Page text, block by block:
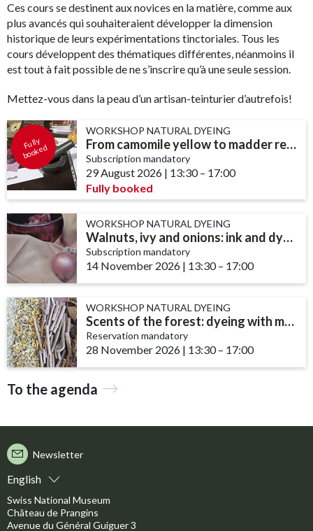
Ces cours se destinent aux novices en la matière, comme aux
plus avancés qui souhaiteraient développer la dimension
historique de leurs expérimentations tinctoriales. Tous les
cours développent des thématiques différentes, néanmoins il
est tout à fait possible de ne s’inscrire qu’à une seule session.
Mettez-vous dans la peau d’un artisan-teinturier d’autrefois!
F
ull
y
b
o
o
k
e
d
WORKSHOP NATURAL DYEING
From camomile yellow to madder red: the warm colours of summer
Subscription mandatory
29 August 2026 | 13:30accessibility.time_to
– 17:00
Fully booked
WORKSHOP NATURAL DYEING
Walnuts, ivy and onions: ink and dye recipes
Subscription mandatory
14 November 2026 | 13:30– 17:00
WORKSHOP NATURAL DYEING
Scents of the forest: dyeing with mushrooms and lichens
Reservation mandatory
28 November 2026 | 13:30– 17:00
To the agenda
English
Newsletter
Swiss National Museum
Château de Prangins
Avenue du Général Guiguer 3